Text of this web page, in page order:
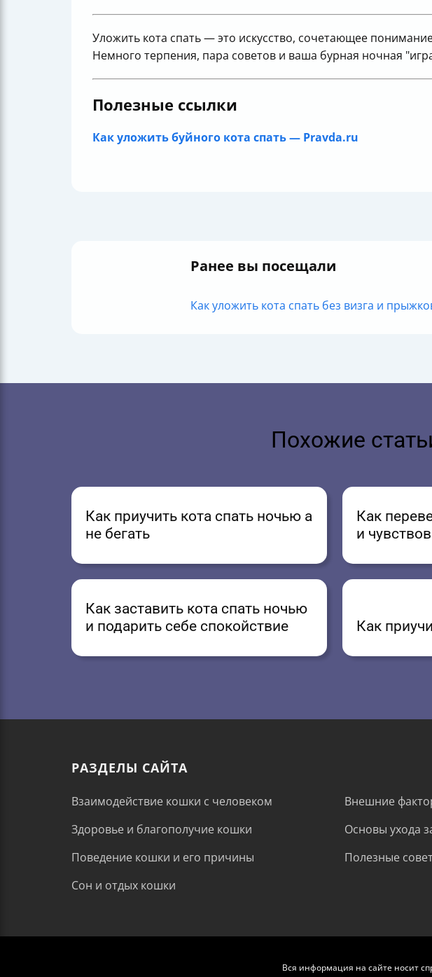
Уложить кота спать — это искусство, сочетающее
Немного терпения, пара советов и ваша бурная ночная
Полезные ссылки
Как уложить буйного кота спать — Pravda.ru
Ранее вы посещали
Как уложить кота спать без визга и
Похожие
Как приучить кота спать ночью а
не бегать
Как
и
Как заставить кота спать ночью
и подарить себе спокойствие
Как
РАЗДЕЛЫ САЙТА
Взаимодействие кошки с человеком Внешние
Здоровье и благополучие кошки
Основы ухода
Поведение кошки и его причины
Полезные
Сон и отдых кошки
Вся информация на сайте носит